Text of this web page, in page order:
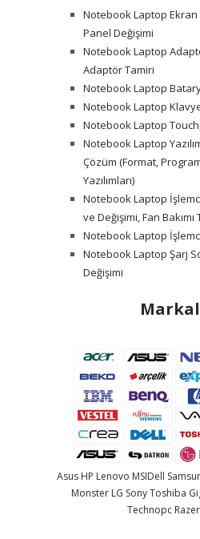
Notebook Laptop Ekran
Panel Değişimi
Notebook Laptop
Adaptör Tamiri
Notebook Laptop
Notebook Laptop
Notebook Laptop
Notebook Laptop
Çözüm (Format,
Yazılımları)
Notebook Laptop
ve Değişimi, Fan Bakımı
Notebook Laptop
Notebook Laptop Şarj
Değişimi
Asus HP Lenovo MSIDell
Monster LG SonyToshiba
Technopc Razer